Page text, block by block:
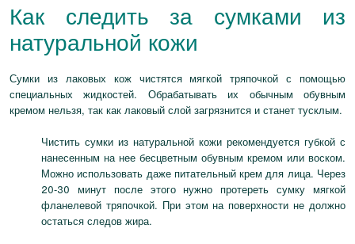
Как следить за сумками из
натуральной кожи
Сумки из лаковых кож чистятся мягкой тряпочкой с помощью
специальных жидкостей. Обрабатывать их обычным обувным
кремом нельзя, так как лаковый слой загрязнится и станет тусклым.
Чистить сумки из натуральной кожи рекомендуется губкой с
нанесенным на нее бесцветным обувным кремом или воском.
Можно использовать даже питательный крем для лица. Через
20-30 минут после этого нужно протереть сумку мягкой
фланелевой тряпочкой. При этом на поверхности не должно
остаться следов жира.